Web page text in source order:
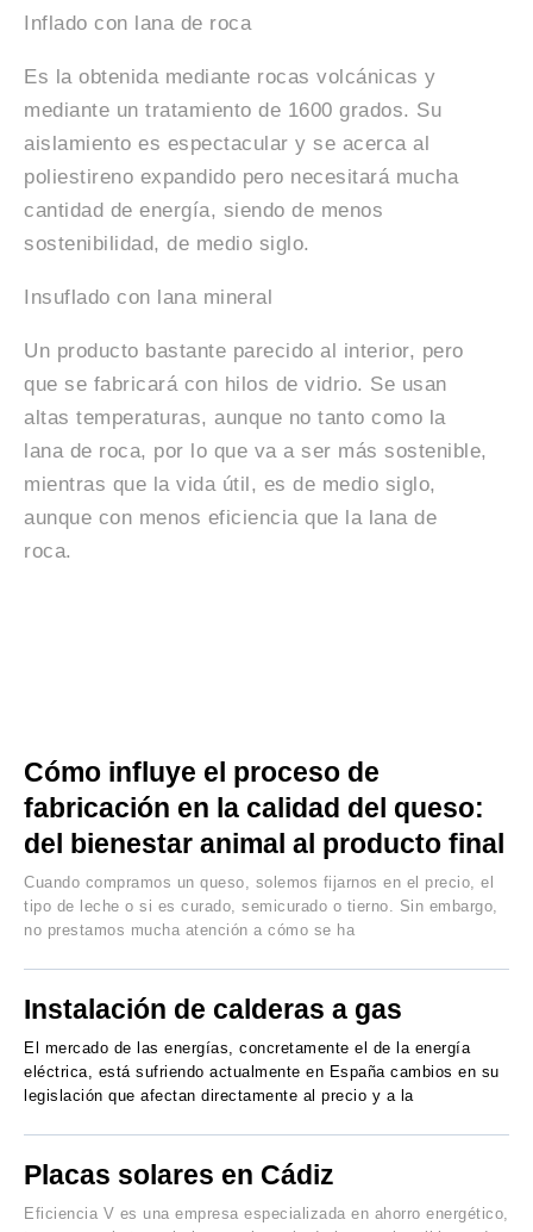
Inflado con lana de roca
Es la obtenida mediante rocas volcánicas y
mediante un tratamiento de 1600 grados. Su
aislamiento es espectacular y se acerca al
poliestireno expandido pero necesitará mucha
cantidad de energía, siendo de menos
sostenibilidad, de medio siglo.
Insuflado con lana mineral
Un producto bastante parecido al interior, pero
que se fabricará con hilos de vidrio. Se usan
altas temperaturas, aunque no tanto como la
lana de roca, por lo que va a ser más sostenible,
mientras que la vida útil, es de medio siglo,
aunque con menos eficiencia que la lana de
roca.
Cómo influye el proceso de
fabricación en la calidad del queso:
del bienestar animal al producto final
Cuando compramos un queso, solemos fijarnos en el precio, el
tipo de leche o si es curado, semicurado o tierno. Sin embargo,
no prestamos mucha atención a cómo se ha
Instalación de calderas a gas
El mercado de las energías, concretamente el de la energía
eléctrica, está sufriendo actualmente en España cambios en su
legislación que afectan directamente al precio y a la
Placas solares en Cádiz
Eficiencia V es una empresa especializada en ahorro energético,